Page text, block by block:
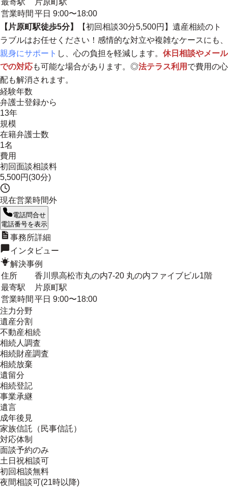
最寄駅
片原町駅
営業時間 平日 9:00〜18:00
【片原町駅徒歩5分】
【初回相談30分5,500円】遺産相続のト
ラブルはお任せください！感情的な対立や複雑なケースにも、
親身にサポート し、心の負担を軽減します。 休日相談やメール
での対応も可能な場合があります。◎法テラス利用 で費用の心
配も解消されます。
経験年数
弁護士登録から
13年
規模
在籍弁護士数
1名
費用
初回面談相談料
5,500円(30分)
現在営業時間外
電話問合せ
電話番号を表示
事務所詳細
インタビュー
解決事例
住所
香川県高松市丸の内7-20 丸の内ファイブビル1階
最寄駅
片原町駅
営業時間 平日 9:00〜18:00
注力分野
遺産分割
不動産相続
相続人調査
相続財産調査
相続放棄
遺留分
相続登記
事業承継
遺言
成年後見
家族信託（民事信託）
対応体制
面談予約のみ
土日祝相談可
初回相談無料
夜間相談可(21時以降)